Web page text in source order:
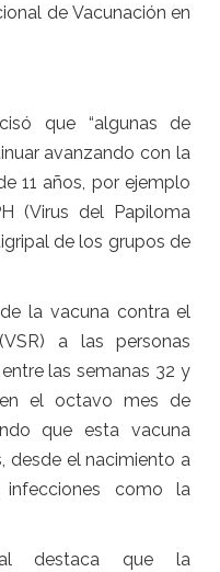
de Vacunación en
que “algunas de
avanzando con la
11 años, por ejemplo
(Virus del Papiloma
de los grupos de
la vacuna contra el
a las personas
las semanas 32 y
el octavo mes de
que esta vacuna
desde el nacimiento a
como la
destaca que la